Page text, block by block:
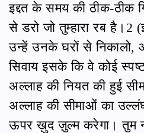
इद्दत के समय की ठीक-ठीक
से डरो जो तुम्हारा रब है।2
उन्हें उनके घरों से
सिवाय इसके कि वे कोई
अल्लाह की नियत की हुई
अल्लाह की सीमाओं का
ऊपर ख़ुद ज़ुल्म करेगा। तुम